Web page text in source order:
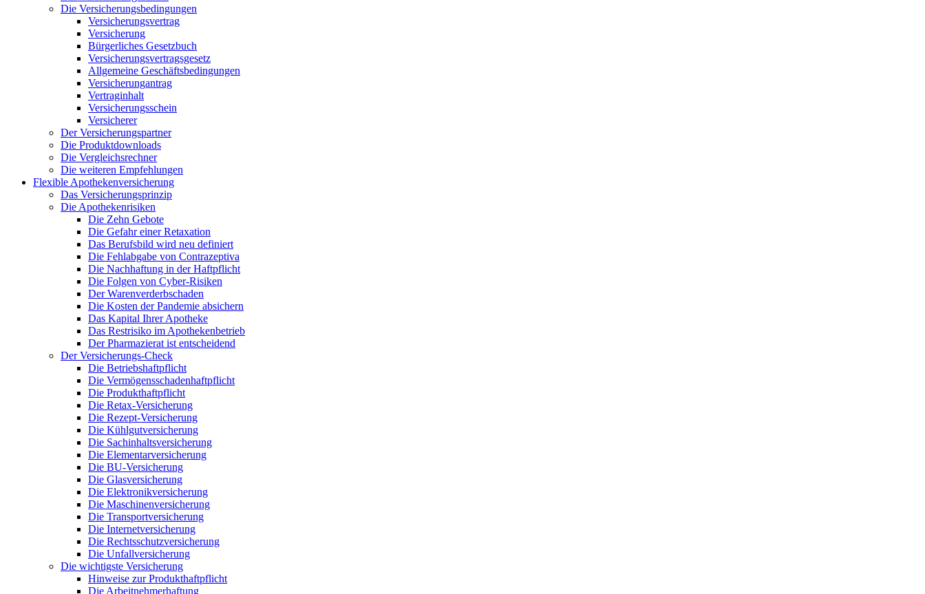
Die Versicherungsbedingungen
Versicherungsvertrag
Versicherung
Bürgerliches Gesetzbuch
Versicherungsvertragsgesetz
Allgemeine Geschäftsbedingungen
Versicherungantrag
Vertraginhalt
Versicherungsschein
Versicherer
Der Versicherungspartner
Die Produktdownloads
Die Vergleichsrechner
Die weiteren Empfehlungen
Flexible Apothekenversicherung
Das Versicherungsprinzip
Die Apothekenrisiken
Die Zehn Gebote
Die Gefahr einer Retaxation
Das Berufsbild wird neu definiert
Die Fehlabgabe von Contrazeptiva
Die Nachhaftung in der Haftpflicht
Die Folgen von Cyber-Risiken
Der Warenverderbschaden
Die Kosten der Pandemie absichern
Das Kapital Ihrer Apotheke
Das Restrisiko im Apothekenbetrieb
Der Pharmazierat ist entscheidend
Der Versicherungs-Check
Die Betriebshaftpflicht
Die Vermögensschadenhaftpflicht
Die Produkthaftpflicht
Die Retax-Versicherung
Die Rezept-Versicherung
Die Kühlgutversicherung
Die Sachinhaltsversicherung
Die Elementarversicherung
Die BU-Versicherung
Die Glasversicherung
Die Elektronikversicherung
Die Maschinenversicherung
Die Transportversicherung
Die Internetversicherung
Die Rechtsschutzversicherung
Die Unfallversicherung
Die wichtigste Versicherung
Hinweise zur Produkthaftpflicht
Die Arbeitnehmerhaftung